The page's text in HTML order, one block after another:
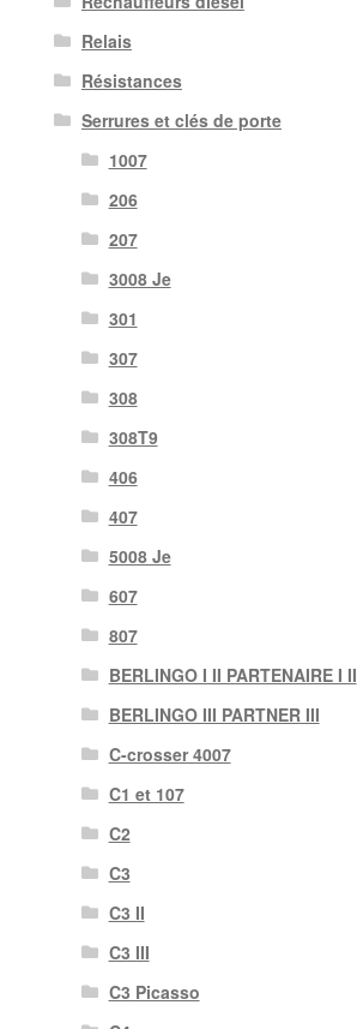
Relais
Résistances
Serrures et clés de porte
1007
206
207
3008 Je
301
307
308
308T9
406
407
5008 Je
607
807
BERLINGO I II PARTENAIRE I II
BERLINGO III PARTNER III
C-crosser 4007
C1 et 107
C2
C3
C3 II
C3 III
C3 Picasso